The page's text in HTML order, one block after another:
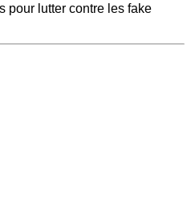
pour lutter contre les fake